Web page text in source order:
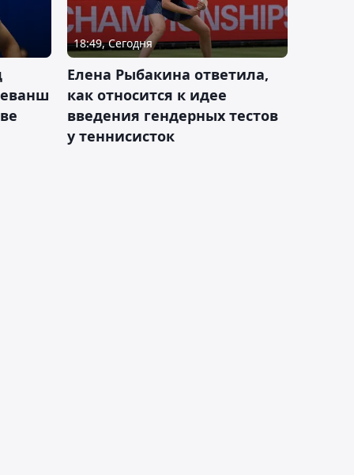
18:49, Сегодня
Елена Рыбакина ответила,
как относится к идее
введения гендерных тестов
у теннисисток